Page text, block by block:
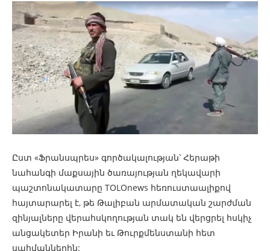
Ըստ «Ֆրանսպրես» գործակալության՝ Հերաթի
նահանգի մաքսային ծառայության ղեկավարի
պաշտոնակատարը TOLOnews հեռուստաալիքով
հայտարարել է, թե Թալիբան արմատական շարժման
զինյալները վերահսկողության տակ են վերցրել հսկիչ
անցակետեր Իրանի եւ Թուրքմենստանի հետ
սահմաններին: